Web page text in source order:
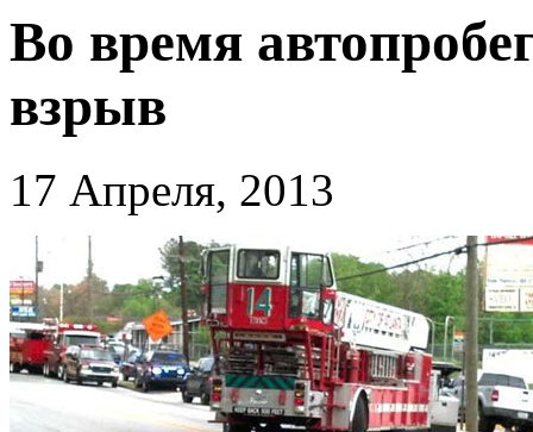
Во время
взрыв
17 Апреля, 2013